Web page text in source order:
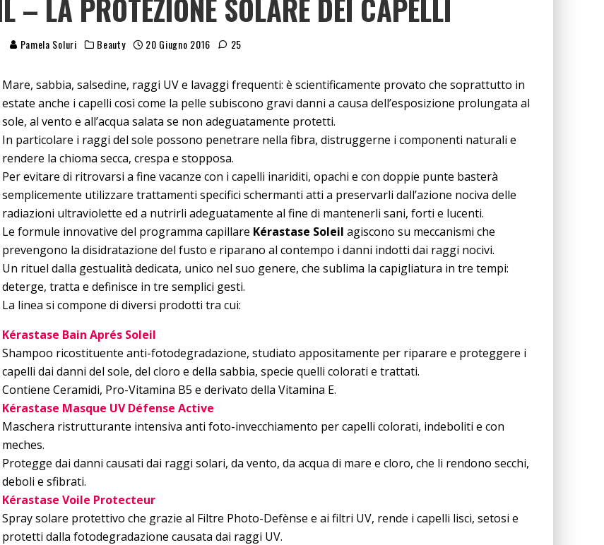
DA BAGNO DA DONNA: COSA NON PASSA MAI DI MODA?
– LA PROTEZIONE SOLARE DEI CAPELLI
Pamela Soluri Beauty 20 Giugno 2016 25
Mare, sabbia, salsedine, raggi UV e lavaggi frequenti: è scientificamente provato che soprattutto in
estate anche i capelli così come la pelle subiscono gravi danni a causa dell’esposizione prolungata al
sole, al vento e all’acqua salata se non adeguatamente protetti.
In particolare i raggi del sole possono penetrare nella fibra, distruggerne i componenti naturali e
rendere la chioma secca, crespa e stopposa.
Per evitare di ritrovarsi a fine vacanze con i capelli inariditi, opachi e con doppie punte basterà
semplicemente utilizzare trattamenti specifici schermanti atti a preservarli dall’azione nociva delle
radiazioni ultraviolette ed a nutrirli adeguatamente al fine di mantenerli sani, forti e lucenti.
Le formule innovative del programma capillare Kérastase Soleil ‎ agiscono su meccanismi che
prevengono la disidratazione del fusto e riparano al contempo i danni indotti dai raggi nocivi.
Un rituel dalla gestualità dedicata, unico nel suo genere, che sublima la capigliatura in tre tempi:
deterge, tratta e definisce in tre semplici gesti.
La linea si compone di diversi prodotti tra cui:
Kérastase Bain Aprés Soleil
Shampoo ricostituente anti-fotodegradazione, studiato appositamente per riparare e proteggere i
capelli dai danni del sole, del cloro e della sabbia, specie quelli colorati e trattati.
Contiene Ceramidi, Pro-Vitamina B5 e derivato della Vitamina E.
Kérastase Masque UV Défense Active
Maschera ristrutturante intensiva anti foto-invecchiamento per capelli colorati, indeboliti e con
meches.
Protegge dai danni causati dai raggi solari, da vento, da acqua di mare e cloro, che li rendono secchi,
deboli e sfibrati.
Kérastase Voile Protecteur
Spray solare protettivo che grazie al Filtre Photo-Defènse e ai filtri UV, rende i capelli lisci, setosi e
protetti dalla fotodegradazione causata dai raggi UV.